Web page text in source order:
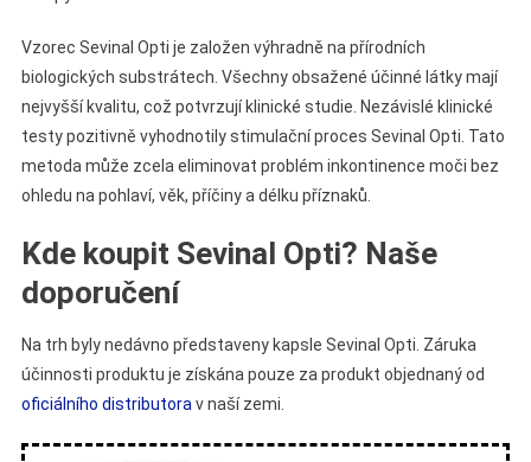
Vzorec Sevinal Opti je založen výhradně na přírodních
biologických substrátech. Všechny obsažené účinné látky mají
nejvyšší kvalitu, což potvrzují klinické studie. Nezávislé klinické
testy pozitivně vyhodnotily stimulační proces Sevinal Opti. Tato
metoda může zcela eliminovat problém inkontinence moči bez
ohledu na pohlaví, věk, příčiny a délku příznaků.
Kde koupit Sevinal Opti? Naše
doporučení
Na trh byly nedávno představeny kapsle Sevinal Opti. Záruka
účinnosti produktu je získána pouze za produkt objednaný od
oficiálního distributora v naší zemi.